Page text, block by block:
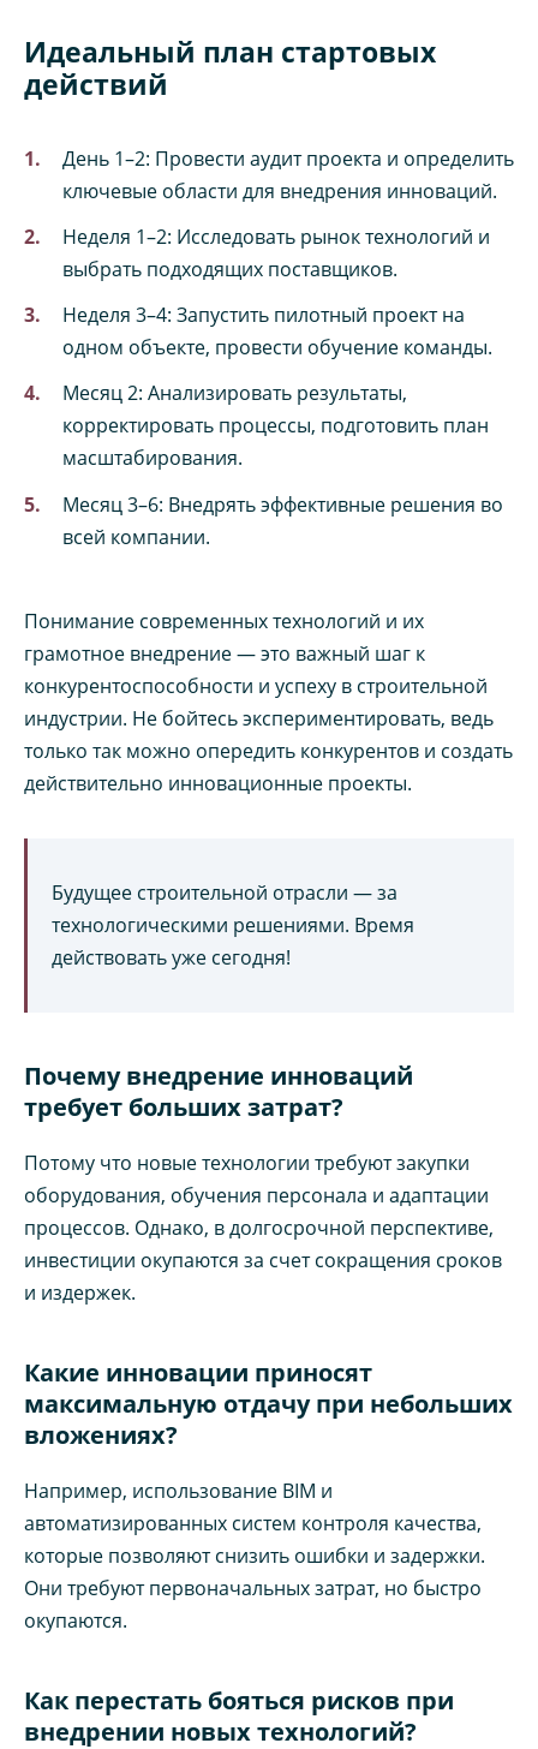
Идеальный план стартовых
действий
День 1–2: Провести аудит проекта и определить
ключевые области для внедрения инноваций.
Неделя 1–2: Исследовать рынок технологий и
выбрать подходящих поставщиков.
Неделя 3–4: Запустить пилотный проект на
одном объекте, провести обучение команды.
Месяц 2: Анализировать результаты,
корректировать процессы, подготовить план
масштабирования.
Месяц 3–6: Внедрять эффективные решения во
всей компании.
Понимание современных технологий и их
грамотное внедрение — это важный шаг к
конкурентоспособности и успеху в строительной
индустрии. Не бойтесь экспериментировать, ведь
только так можно опередить конкурентов и создать
действительно инновационные проекты.
Будущее строительной отрасли — за
технологическими решениями. Время
действовать уже сегодня!
Почему внедрение инноваций
требует больших затрат?
Потому что новые технологии требуют закупки
оборудования, обучения персонала и адаптации
процессов. Однако, в долгосрочной перспективе,
инвестиции окупаются за счет сокращения сроков
и издержек.
Какие инновации приносят
максимальную отдачу при небольших
вложениях?
Например, использование BIM и
автоматизированных систем контроля качества,
которые позволяют снизить ошибки и задержки.
Они требуют первоначальных затрат, но быстро
окупаются.
Как перестать бояться рисков при
внедрении новых технологий?